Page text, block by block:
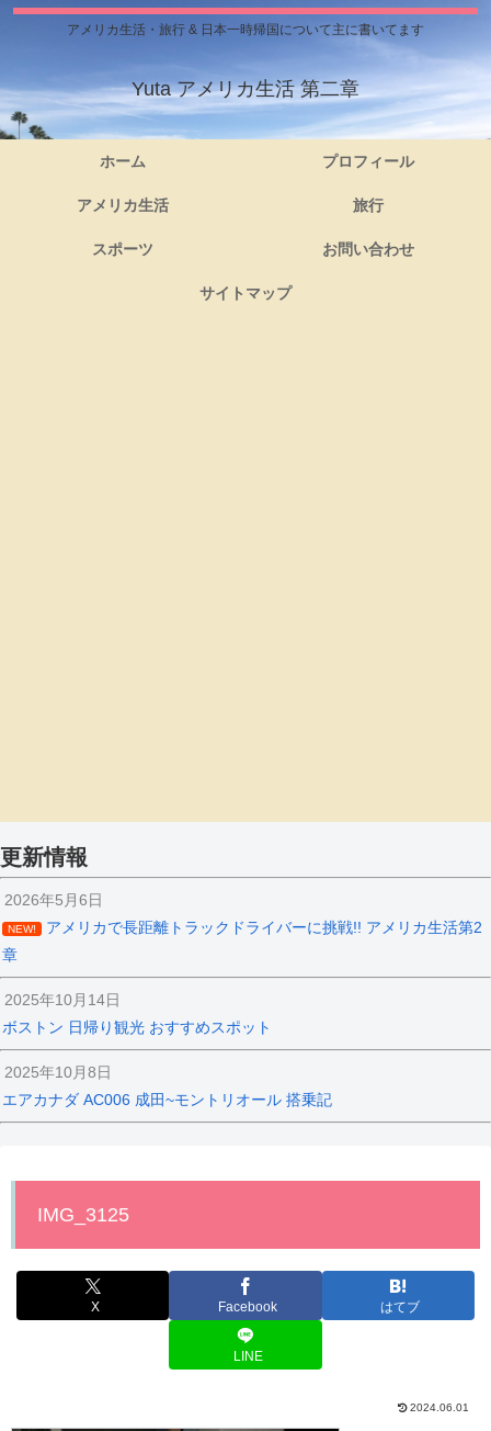
アメリカ生活・旅行 & 日本一時帰国について主に書いてます
Yuta アメリカ生活 第二章
ホーム プロフィール
アメリカ生活 旅行
スポーツ お問い合わせ
サイトマップ
更新情報
2026年5月6日
NEW!
アメリカで長距離トラックドライバーに挑戦!! アメリカ生活第2
章
2025年10月14日
ボストン 日帰り観光 おすすめスポット
2025年10月8日
エアカナダ AC006 成田~モントリオール 搭乗記
IMG_3125
X Facebook はてブ
LINE
2024.06.01